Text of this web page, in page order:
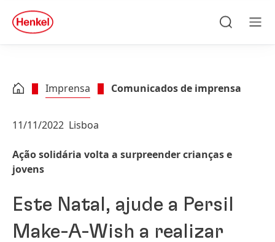
Skip to footer
quick
search
Imprensa Comunicados de imprensa
11/11/2022 Lisboa
Ação solidária volta a surpreender crianças e
jovens
Este Natal, ajude a Persil
Make-A-Wish a realizar